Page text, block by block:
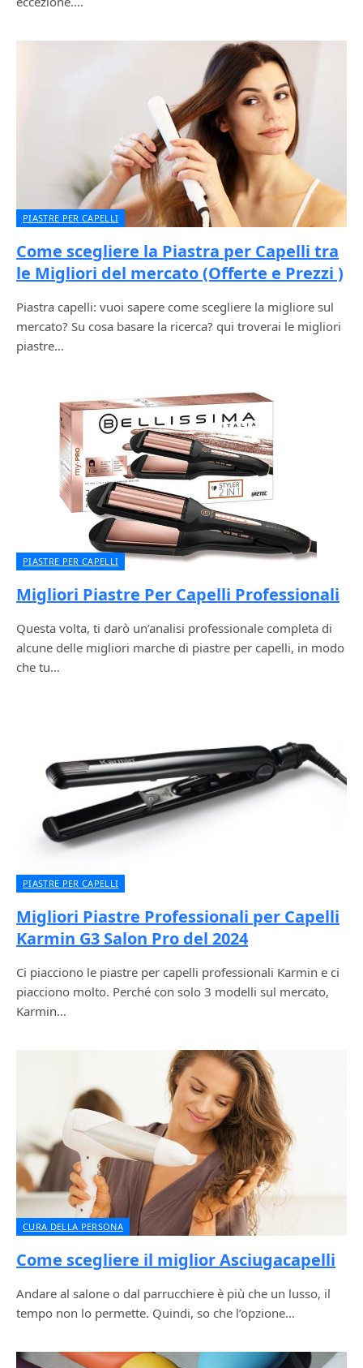
PIASTRE PER CAPELLI
Come scegliere la Piastra per Capelli tra
le Migliori del mercato (Offerte e Prezzi )
Piastra capelli: vuoi sapere come scegliere la migliore sul
mercato? Su cosa basare la ricerca? qui troverai le migliori
piastre…
PIASTRE PER CAPELLI
Migliori Piastre Per Capelli Professionali
Questa volta, ti darò un’analisi professionale completa di
alcune delle migliori marche di piastre per capelli, in modo
che tu…
PIASTRE PER CAPELLI
Migliori Piastre Professionali per Capelli
Karmin G3 Salon Pro del 2024
Ci piacciono le piastre per capelli professionali Karmin e ci
piacciono molto. Perché con solo 3 modelli sul mercato,
Karmin…
CURA DELLA PERSONA
Come scegliere il miglior Asciugacapelli
Andare al salone o dal parrucchiere è più che un lusso, il
tempo non lo permette. Quindi, so che l’opzione…